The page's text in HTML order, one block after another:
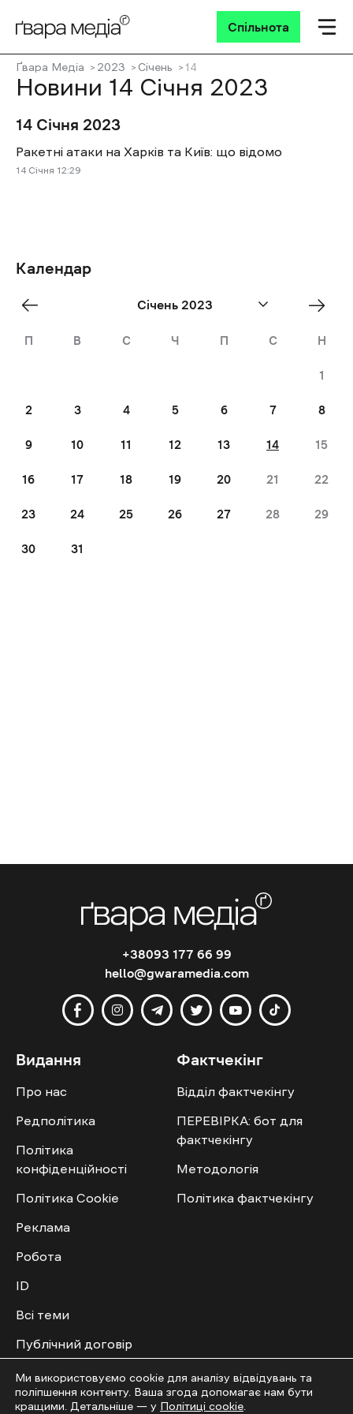
Спільнота
Ґвара Медіа 2023 Січень 14
Новини 14 Січня 2023
14 Січня 2023
Ракетні атаки на Харків та Київ: що відомо
14 Січня 12:29
Календар
Січень 2023
П В С Ч П С Н
1
2 3 4 5 6 7 8
9 10 11 12 13 14 15
16 17 18 19 20 21 22
23 24 25 26 27 28 29
30 31
«
Dec
Лют
»
+38093 177 66 99
hello@gwaramedia.com
Видання
Про нас
Редполітика
Політика
конфіденційності
Політика Cookie
Реклама
Робота
ID
Всі теми
Публічний договір
Фактчекінг
Відділ фактчекінгу
ПЕРЕВІРКА: бот для
фактчекінгу
Методологія
Політика фактчекінгу
Мультимедіа Спільнота
Ми використовуємо cookie для аналізу відвідувань та
поліпшення контенту. Ваша згода допомагає нам бути
кращими. Детальніше — у Політиці cookie